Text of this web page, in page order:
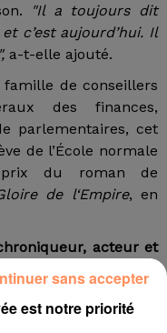
"Il a toujours dit
c’est aujourd’hui. Il
a-t-elle ajouté.
famille de conseillers
des finances,
parlementaires, cet
de l’École normale
du roman de
de l‘Empire, en
acteur et
1974 à 1977, Jean
Paule Le Fèvre
est notre priorité
sans accepter